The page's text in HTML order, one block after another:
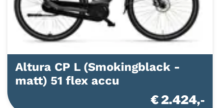
Altura CP L (Smokingblack -
matt) 51 flex accu
€ 2.424,-